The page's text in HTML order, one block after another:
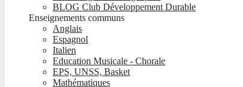
BLOG Club Développement Durable
Enseignements communs
Anglais
Espagnol
Italien
Education Musicale - Chorale
EPS, UNSS, Basket
Mathématiques